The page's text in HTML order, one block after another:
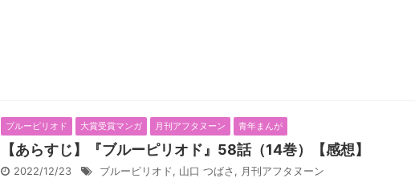
ブルーピリオド 大賞受賞マンガ 月刊アフタヌーン 青年まんが
【あらすじ】『ブルーピリオド』58話（14巻）【感想】
2022/12/23 ブルーピリオド, 山口 つばさ , 月刊アフタヌーン